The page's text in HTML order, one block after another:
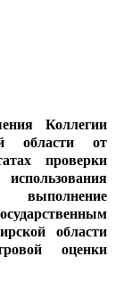
Коллегии
области от
проверки
области
оценки